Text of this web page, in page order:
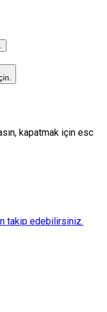
kapatmak için esc
takip edebilirsiniz.